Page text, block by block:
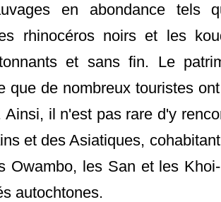
en abondance tels
rhinocéros noirs et les
et sans fin. Le
que de nombreux touristes
Ainsi, il n'est pas rare d'y
et des Asiatiques,
Owambo, les San et les
autochtones.